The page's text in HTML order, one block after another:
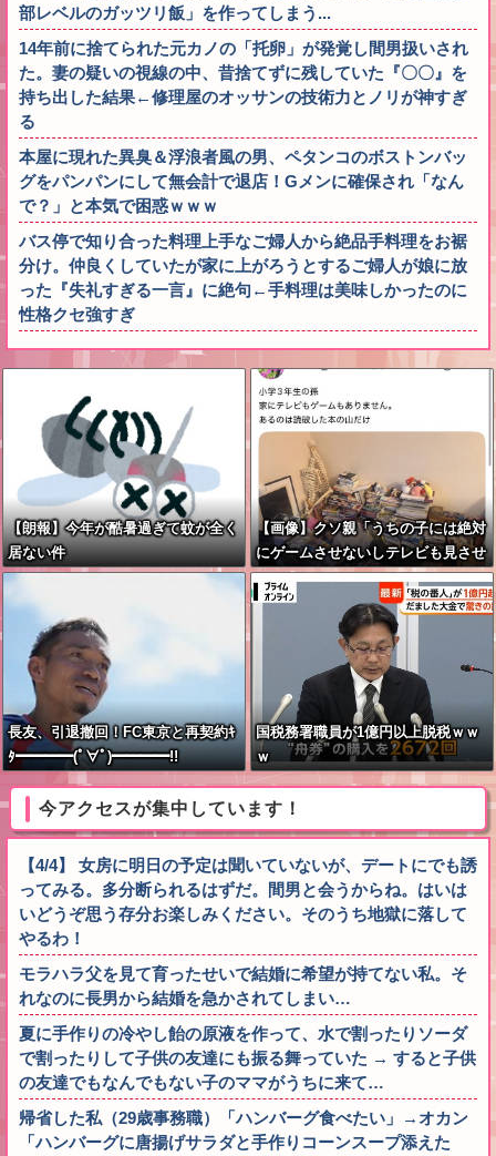
部レベルのガッツリ飯」を作ってしまう...
14年前に捨てられた元カノの「托卵」が発覚し間男扱いされ
た。妻の疑いの視線の中、昔捨てずに残していた『〇〇』を
持ち出した結果←修理屋のオッサンの技術力とノリが神すぎ
る
本屋に現れた異臭＆浮浪者風の男、ペタンコのボストンバッ
グをパンパンにして無会計で退店！Gメンに確保され「なん
で？」と本気で困惑ｗｗｗ
バス停で知り合った料理上手なご婦人から絶品手料理をお裾
分け。仲良くしていたが家に上がろうとするご婦人が娘に放
った『失礼すぎる一言』に絶句←手料理は美味しかったのに
性格クセ強すぎ
【朗報】今年が酷暑過ぎて蚊が全く
居ない件
【画像】クソ親「うちの子には絶対
にゲームさせないしテレビも見させ
ない！！！！！」
長友、引退撤回！FC東京と再契約ｷ
ﾀ━━━━(ﾟ∀ﾟ)━━━━!!
国税務署職員が1億円以上脱税ｗｗ
ｗ
今アクセスが集中しています！
【4/4】 女房に明日の予定は聞いていないが、デートにでも誘
ってみる。多分断られるはずだ。間男と会うからね。はいは
いどうぞ思う存分お楽しみください。そのうち地獄に落して
やるわ！
モラハラ父を見て育ったせいで結婚に希望が持てない私。そ
れなのに長男から結婚を急かされてしまい…
夏に手作りの冷やし飴の原液を作って、水で割ったりソーダ
で割ったりして子供の友達にも振る舞っていた → すると子供
の友達でもなんでもない子のママがうちに来て…
帰省した私（29歳事務職）「ハンバーグ食べたい」→オカン
「ハンバーグに唐揚げサラダと手作りコーンスープ添えた